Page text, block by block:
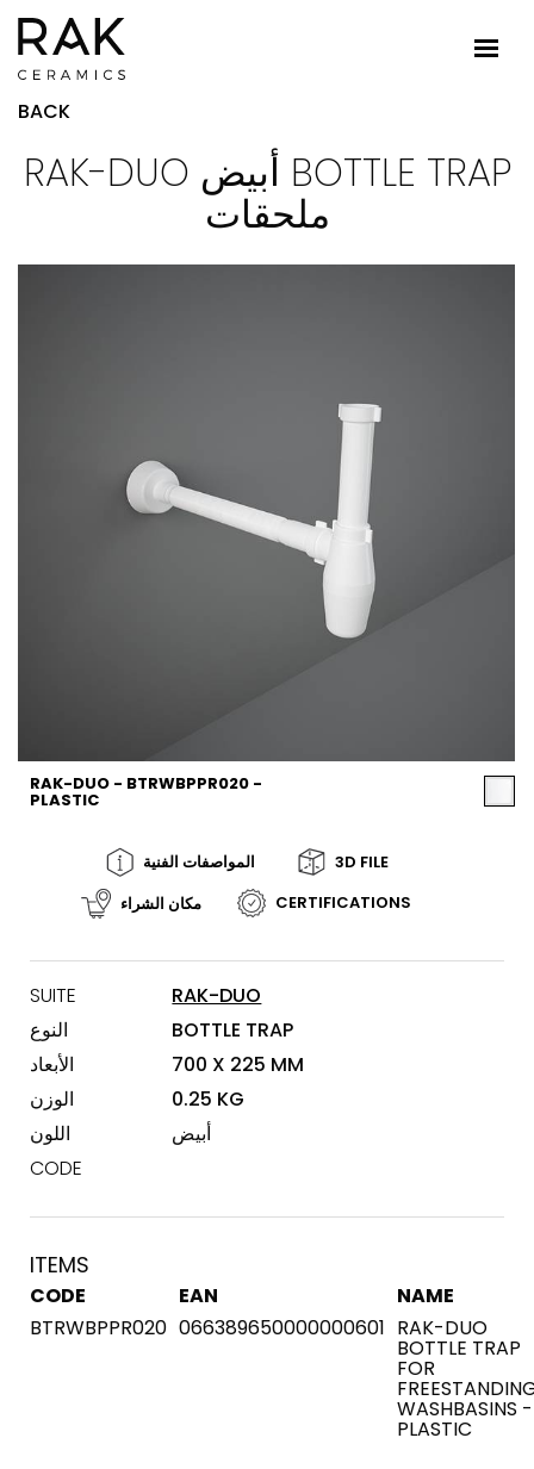
BACK
RAK-DUO أبيض BOTTLE TRAP
ملحقات
RAK-DUO - BTRWBPPR020 -
PLASTIC
المواصفات الفنية
3D FILE
مكان الشراء
CERTIFICATIONS
SUITE
RAK-DUO
النوع
BOTTLE TRAP
الأبعاد
700 X 225 MM
الوزن
0.25 KG
اللون
أبيض
CODE
ITEMS
CODE EAN
NAME
BTRWBPPR020 066389650000000601 RAK-DUO
BOTTLE TRAP
FOR
WASHBASINS -
PLASTIC